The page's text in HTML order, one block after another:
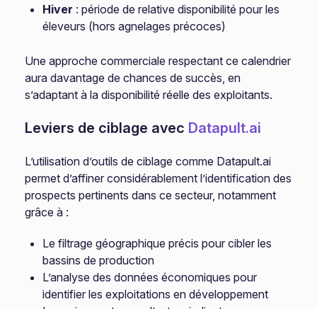
Hiver : période de relative disponibilité pour les
éleveurs (hors agnelages précoces)
Une approche commerciale respectant ce calendrier
aura davantage de chances de succès, en
s’adaptant à la disponibilité réelle des exploitants.
Leviers de ciblage avec Datapult.ai
L’utilisation d’outils de ciblage comme Datapult.ai
permet d’affiner considérablement l’identification des
prospects pertinents dans ce secteur, notamment
grâce à :
Le filtrage géographique précis pour cibler les
bassins de production
L’analyse des données économiques pour
identifier les exploitations en développement